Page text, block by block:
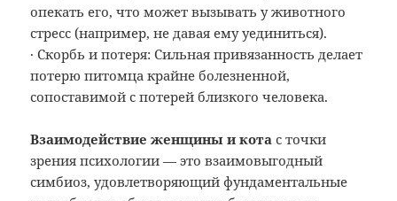
опекать его, что может вызывать у животного
стресс (например, не давая ему уединиться).
· Скорбь и потеря: Сильная привязанность делает
потерю питомца крайне болезненной,
сопоставимой с потерей близкого человека.
Взаимодействие женщины и кота с точки
зрения психологии — это взаимовыгодный
симбиоз, удовлетворяющий фундаментальные